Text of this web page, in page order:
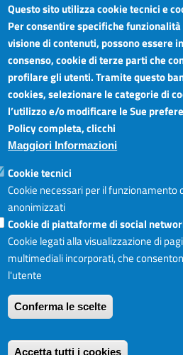
Camera di Commercio Industria Artigianato e
Agricoltura del Sud Est Sicilia
Sede legale: Via Cappuccini, 2 - Catania
Sede territoriale: Piazza della Libertà - Ragusa
Sede territoriale: Via Duca degli Abruzzi, 4 -
Posta elettronica certificata: ctrgsr
pec.ctrgsr.camcom.it
Sito:www.ctrgsr.camcom.gov.it
Codice di fatturazione elettronica:
Copyright © CCIAA, 2019
Questo sito utilizza cookie tecnici e
Per consentire specifiche
visione di contenuti, possono essere
consenso, cookie di terze parti che
profilare gli utenti. Tramite questo
cookies, selezionare le categorie di
l’utilizzo e/o modificare le Sue
Policy completa, clicchi
Maggiori Informazioni
Cookie tecnici
Cookie necessari per il funzionamento
anonimizzati
Cookie di piattaforme di social
Cookie legati alla visualizzazione di
multimediali incorporati, che
l'utente
Conferma le scelte
Accetta tutti i cookies